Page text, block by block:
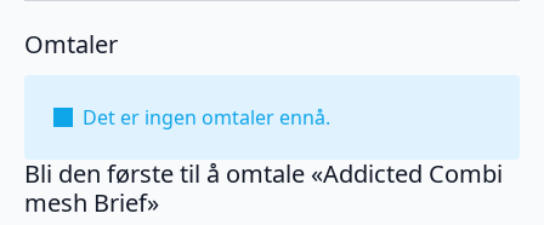
Omtaler
Det er ingen omtaler ennå.
Bli den første til å omtale «Addicted Combi
mesh Brief»